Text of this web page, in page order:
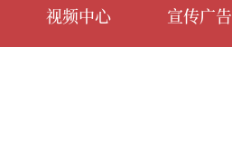
视频中心 宣传广告